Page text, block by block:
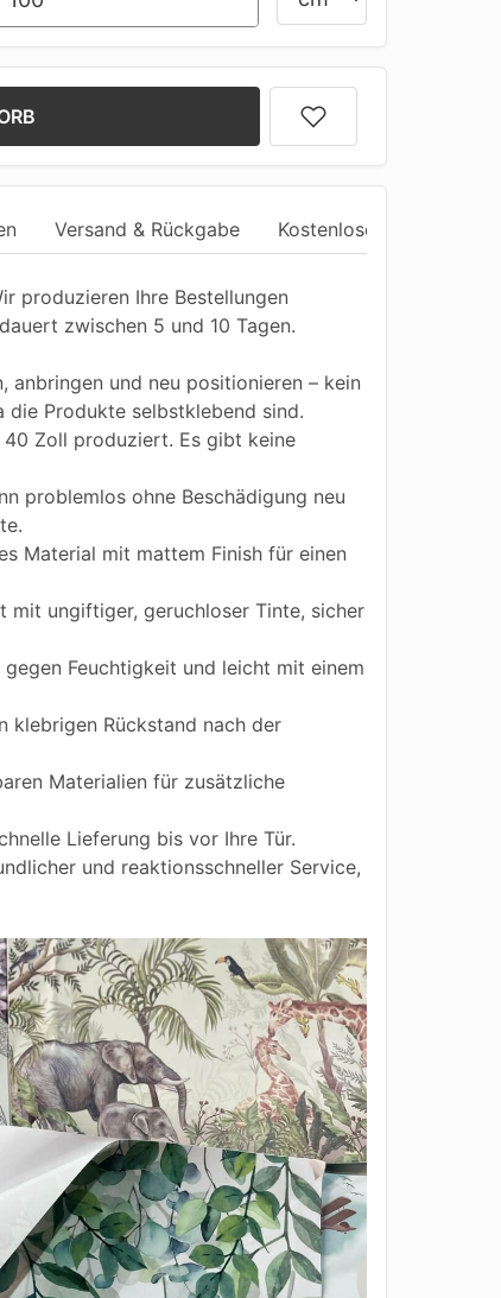
Versand & Rückgabe Kostenlose Anpassung
produzieren Ihre Bestellungen
zwischen 5 und 10 Tagen.
anbringen und neu positionieren – kein
Produkte selbstklebend sind.
Zoll produziert. Es gibt keine
problemlos ohne Beschädigung neu
Material mit mattem Finish für einen
mit ungiftiger, geruchloser Tinte, sicher
Feuchtigkeit und leicht mit einem
klebrigen Rückstand nach der
Materialien für zusätzliche
Lieferung bis vor Ihre Tür.
und reaktionsschneller Service,